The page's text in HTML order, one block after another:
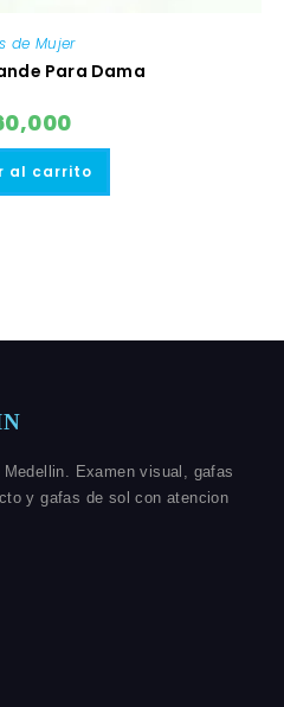
de Mujer
Para Dama
al carrito
Examen visual, gafas
y gafas de sol con atencion